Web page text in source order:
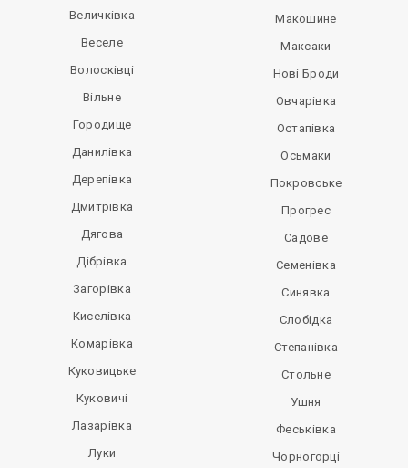
Величківка
Веселе
Волосківці
Вільне
Городище
Данилівка
Дерепівка
Дмитрівка
Дягова
Дібрівка
Загорівка
Киселівка
Комарівка
Куковицьке
Куковичі
Лазарівка
Луки
Макошине
Максаки
Нові Броди
Овчарівка
Остапівка
Осьмаки
Покровське
Прогрес
Садове
Семенівка
Синявка
Слобідка
Степанівка
Стольне
Ушня
Феськівка
Чорногорці